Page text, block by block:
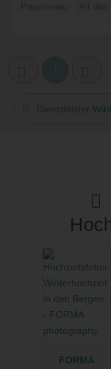
Dienstleister
FORMA